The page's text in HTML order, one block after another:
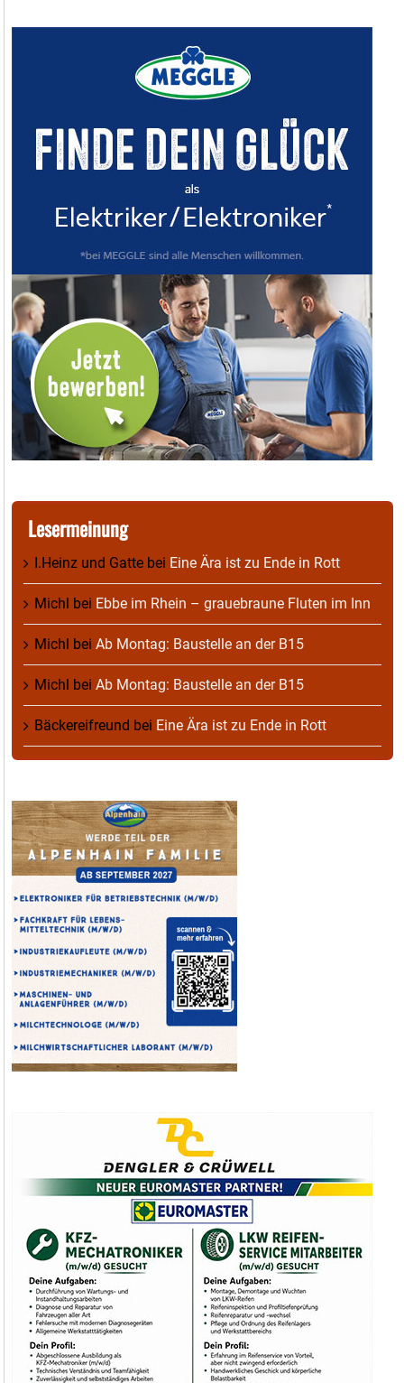
Lesermeinung
I.Heinz und Gatte bei Eine Ära ist zu Ende in Rott
Michl bei Ebbe im Rhein – grauebraune Fluten im Inn
Michl bei Ab Montag: Baustelle an der B15
Michl bei Ab Montag: Baustelle an der B15
Bäckereifreund bei Eine Ära ist zu Ende in Rott